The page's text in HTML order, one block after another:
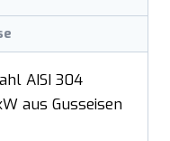
AISI 304
aus Gusseisen